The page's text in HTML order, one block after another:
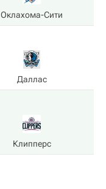
Оклахома-Сити
Даллас
Клипперс